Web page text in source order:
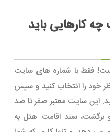
چه کارهایی باید
فقط با شماره های سایت
خود را انتخاب کنید و سپس
این سایت معتبر صفر تا صد
برگشت، سند اقامت هتل به